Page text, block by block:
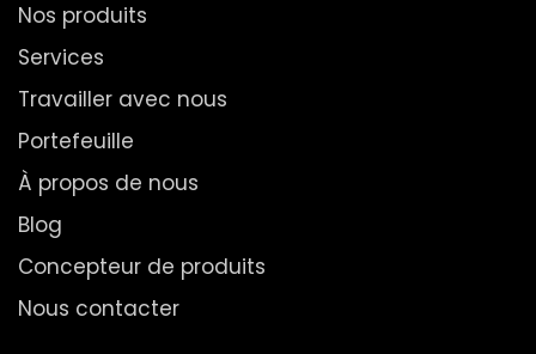
Nos produits
Services
Travailler avec nous
Portefeuille
À propos de nous
Blog
Concepteur de produits
Nous contacter